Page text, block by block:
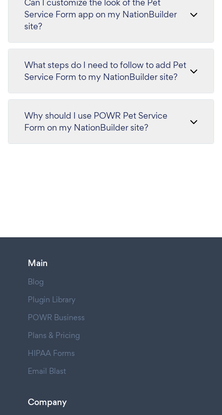
Service Form app on my NationBuilder
site?
What steps do I need to follow to add Pet
Service Form to my NationBuilder site?
Why should I use POWR Pet Service
Form on my NationBuilder site?
Main
Blog
Plugin Library
POWR Business
Plans & Pricing
HIPAA Forms
Email Blast
Company